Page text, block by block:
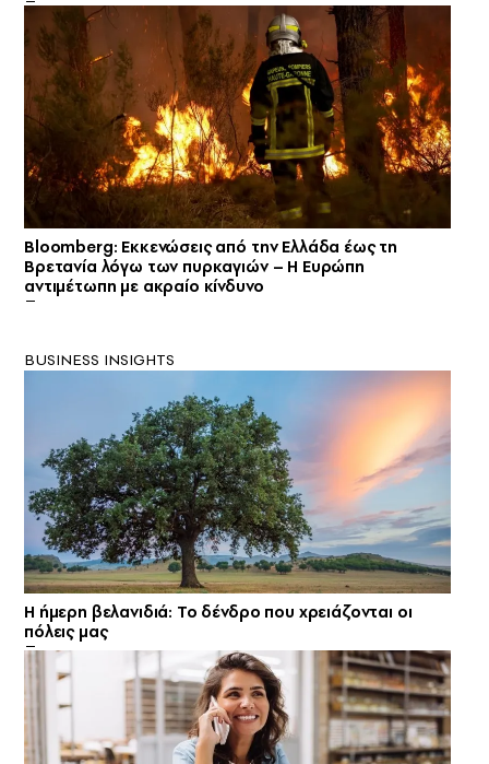
Bloomberg: Εκκενώσεις από την Ελλάδα έως τη
Βρετανία λόγω των πυρκαγιών – Η Ευρώπη
αντιμέτωπη με ακραίο κίνδυνο
BUSINESS INSIGHTS
Η ήμερη βελανιδιά: Το δένδρο που χρειάζονται οι
πόλεις μας